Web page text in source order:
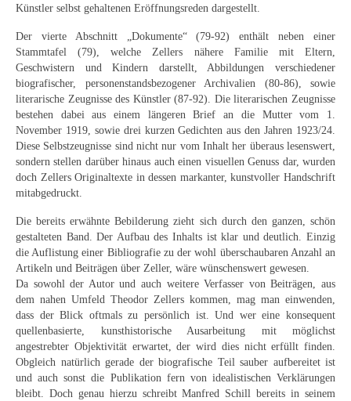
AGB
Widerruf
Künstler selbst gehaltenen Eröffnungsreden dargestellt.
Der vierte Abschnitt „Dokumente“ (79-92) enthält neben einer
Stammtafel (79), welche Zellers nähere Familie mit Eltern,
Geschwistern und Kindern darstellt, Abbildungen verschiedener
biografischer, personenstandsbezogener Archivalien (80-86), sowie
literarische Zeugnisse des Künstler (87-92). Die literarischen Zeugnisse
bestehen dabei aus einem längeren Brief an die Mutter vom 1.
November 1919, sowie drei kurzen Gedichten aus den Jahren 1923/24.
Diese Selbstzeugnisse sind nicht nur vom Inhalt her überaus lesenswert,
sondern stellen darüber hinaus auch einen visuellen Genuss dar, wurden
doch Zellers Originaltexte in dessen markanter, kunstvoller Handschrift
mitabgedruckt.
Die bereits erwähnte Bebilderung zieht sich durch den ganzen, schön
gestalteten Band. Der Aufbau des Inhalts ist klar und deutlich. Einzig
die Auflistung einer Bibliografie zu der wohl überschaubaren Anzahl an
Artikeln und Beiträgen über Zeller, wäre wünschenswert gewesen.
Da sowohl der Autor und auch weitere Verfasser von Beiträgen, aus
dem nahen Umfeld Theodor Zellers kommen, mag man einwenden,
dass der Blick oftmals zu persönlich ist. Und wer eine konsequent
quellenbasierte, kunsthistorische Ausarbeitung mit möglichst
angestrebter Objektivität erwartet, der wird dies nicht erfüllt finden.
Obgleich natürlich gerade der biografische Teil sauber aufbereitet ist
und auch sonst die Publikation fern von idealistischen Verklärungen
bleibt. Doch genau hierzu schreibt Manfred Schill bereits in seinem